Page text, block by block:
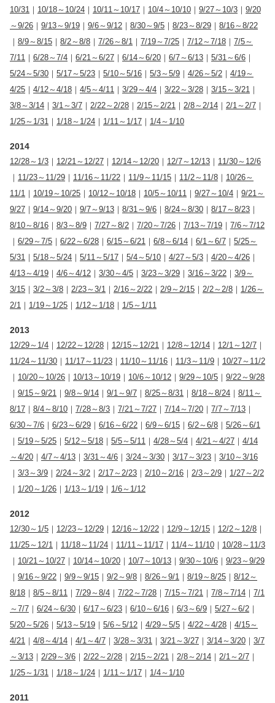
10/31 ｜ 10/18～10/24 ｜ 10/11～10/17 ｜ 10/4～10/10 ｜ 9/27～10/3 ｜ 9/20
～9/26 ｜ 9/13～9/19 ｜ 9/6～9/12 ｜ 8/30～9/5 ｜ 8/23～8/29 ｜ 8/16～8/22
｜ 8/9～8/15 ｜ 8/2～8/8 ｜ 7/26～8/1 ｜ 7/19～7/25 ｜ 7/12～7/18 ｜ 7/5～
7/11 ｜ 6/28～7/4 ｜ 6/21～6/27 ｜ 6/14～6/20 ｜ 6/7～6/13 ｜ 5/31～6/6 ｜
5/24～5/30 ｜ 5/17～5/23 ｜ 5/10～5/16 ｜ 5/3～5/9 ｜ 4/26～5/2 ｜ 4/19～
4/25 ｜ 4/12～4/18 ｜ 4/5～4/11 ｜ 3/29～4/4 ｜ 3/22～3/28 ｜ 3/15～3/21 ｜
3/8～3/14 ｜ 3/1～3/7 ｜ 2/22～2/28 ｜ 2/15～2/21 ｜ 2/8～2/14 ｜ 2/1～2/7 ｜
1/25～1/31 ｜ 1/18～1/24 ｜ 1/11～1/17 ｜ 1/4～1/10
2014
12/28～1/3 ｜ 12/21～12/27 ｜ 12/14～12/20 ｜ 12/7～12/13 ｜ 11/30～12/6
｜ 11/23～11/29 ｜ 11/16～11/22 ｜ 11/9～11/15 ｜ 11/2～11/8 ｜ 10/26～
11/1 ｜ 10/19～10/25 ｜ 10/12～10/18 ｜ 10/5～10/11 ｜ 9/27～10/4 ｜ 9/21～
9/27 ｜ 9/14～9/20 ｜ 9/7～9/13 ｜ 8/31～9/6 ｜ 8/24～8/30 ｜ 8/17～8/23 ｜
8/10～8/16 ｜ 8/3～8/9 ｜ 7/27～8/2 ｜ 7/20～7/26 ｜ 7/13～7/19 ｜ 7/6～7/12
｜ 6/29～7/5 ｜ 6/22～6/28 ｜ 6/15～6/21 ｜ 6/8～6/14 ｜ 6/1～6/7 ｜ 5/25～
5/31 ｜ 5/18～5/24 ｜ 5/11～5/17 ｜ 5/4～5/10 ｜ 4/27～5/3 ｜ 4/20～4/26 ｜
4/13～4/19 ｜ 4/6～4/12 ｜ 3/30～4/5 ｜ 3/23～3/29 ｜ 3/16～3/22 ｜ 3/9～
3/15 ｜ 3/2～3/8 ｜ 2/23～3/1 ｜ 2/16～2/22 ｜ 2/9～2/15 ｜ 2/2～2/8 ｜ 1/26～
2/1 ｜ 1/19～1/25 ｜ 1/12～1/18 ｜ 1/5～1/11
2013
12/29～1/4 ｜ 12/22～12/28 ｜ 12/15～12/21 ｜ 12/8～12/14 ｜ 12/1～12/7 ｜
11/24～11/30 ｜ 11/17～11/23 ｜ 11/10～11/16 ｜ 11/3～11/9 ｜ 10/27～11/2
｜ 10/20～10/26 ｜ 10/13～10/19 ｜ 10/6～10/12 ｜ 9/29～10/5 ｜ 9/22～9/28
｜ 9/15～9/21 ｜ 9/8～9/14 ｜ 9/1～9/7 ｜ 8/25～8/31 ｜ 8/18～8/24 ｜ 8/11～
8/17 ｜ 8/4～8/10 ｜ 7/28～8/3 ｜ 7/21～7/27 ｜ 7/14～7/20 ｜ 7/7～7/13 ｜
6/30～7/6 ｜ 6/23～6/29 ｜ 6/16～6/22 ｜ 6/9～6/15 ｜ 6/2～6/8 ｜ 5/26～6/1
｜ 5/19～5/25 ｜ 5/12～5/18 ｜ 5/5～5/11 ｜ 4/28～5/4 ｜ 4/21～4/27 ｜ 4/14
～4/20 ｜ 4/7～4/13 ｜ 3/31～4/6 ｜ 3/24～3/30 ｜ 3/17～3/23 ｜ 3/10～3/16
｜ 3/3～3/9 ｜ 2/24～3/2 ｜ 2/17～2/23 ｜ 2/10～2/16 ｜ 2/3～2/9 ｜ 1/27～2/2
｜ 1/20～1/26 ｜ 1/13～1/19 ｜ 1/6～1/12
2012
12/30～1/5 ｜ 12/23～12/29 ｜ 12/16～12/22 ｜ 12/9～12/15 ｜ 12/2～12/8 ｜
11/25～12/1 ｜ 11/18～11/24 ｜ 11/11～11/17 ｜ 11/4～11/10 ｜ 10/28～11/3
｜ 10/21～10/27 ｜ 10/14～10/20 ｜ 10/7～10/13 ｜ 9/30～10/6 ｜ 9/23～9/29
｜ 9/16～9/22 ｜ 9/9～9/15 ｜ 9/2～9/8 ｜ 8/26～9/1 ｜ 8/19～8/25 ｜ 8/12～
8/18 ｜ 8/5～8/11 ｜ 7/29～8/4 ｜ 7/22～7/28 ｜ 7/15～7/21 ｜ 7/8～7/14 ｜ 7/1
～7/7 ｜ 6/24～6/30 ｜ 6/17～6/23 ｜ 6/10～6/16 ｜ 6/3～6/9 ｜ 5/27～6/2 ｜
5/20～5/26 ｜ 5/13～5/19 ｜ 5/6～5/12 ｜ 4/29～5/5 ｜ 4/22～4/28 ｜ 4/15～
4/21 ｜ 4/8～4/14 ｜ 4/1～4/7 ｜ 3/28～3/31 ｜ 3/21～3/27 ｜ 3/14～3/20 ｜ 3/7
～3/13 ｜ 2/29～3/6 ｜ 2/22～2/28 ｜ 2/15～2/21 ｜ 2/8～2/14 ｜ 2/1～2/7 ｜
1/25～1/31 ｜ 1/18～1/24 ｜ 1/11～1/17 ｜ 1/4～1/10
2011